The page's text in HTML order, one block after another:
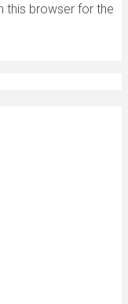
this browser for the